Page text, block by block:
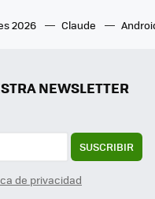
2026 Claude
NEWSLETTER
SUSCRIBIR
de privacidad